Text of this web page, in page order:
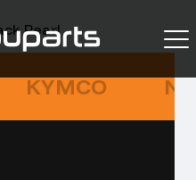
Pearl
KYMCO